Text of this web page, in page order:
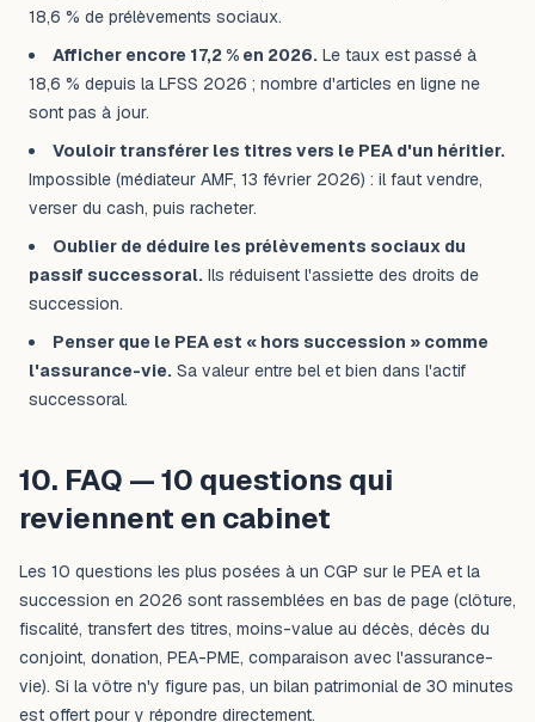
18,6 % de prélèvements sociaux.
Afficher encore 17,2 % en 2026. Le taux est passé à
18,6 % depuis la LFSS 2026 ; nombre d'articles en ligne ne
sont pas à jour.
Vouloir transférer les titres vers le PEA d'un héritier.
Impossible (médiateur AMF, 13 février 2026) : il faut vendre,
verser du cash, puis racheter.
Oublier de déduire les prélèvements sociaux du
passif successoral. Ils réduisent l'assiette des droits de
succession.
Penser que le PEA est « hors succession » comme
l'assurance-vie. Sa valeur entre bel et bien dans l'actif
successoral.
10. FAQ — 10 questions qui
reviennent en cabinet
Les 10 questions les plus posées à un CGP sur le PEA et la
succession en 2026 sont rassemblées en bas de page (clôture,
fiscalité, transfert des titres, moins-value au décès, décès du
conjoint, donation, PEA-PME, comparaison avec l'assurance-
vie). Si la vôtre n'y figure pas, un bilan patrimonial de 30 minutes
est offert pour y répondre directement.